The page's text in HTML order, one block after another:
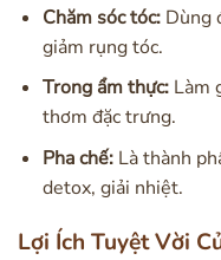
Chăm sóc tóc:Dùng
giảm rụng tóc.
Trong ẩm thực:Làm
thơm đặc trưng.
Pha chế:Là thành
detox, giải nhiệt.
Lợi Ích Tuyệt Vời